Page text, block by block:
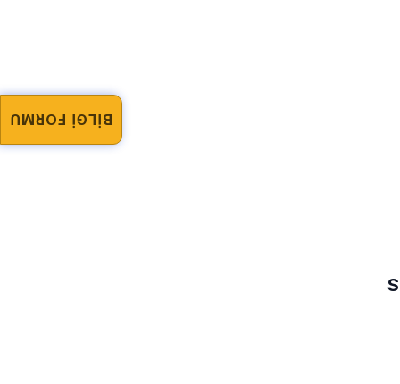
BİLGİ FORMU